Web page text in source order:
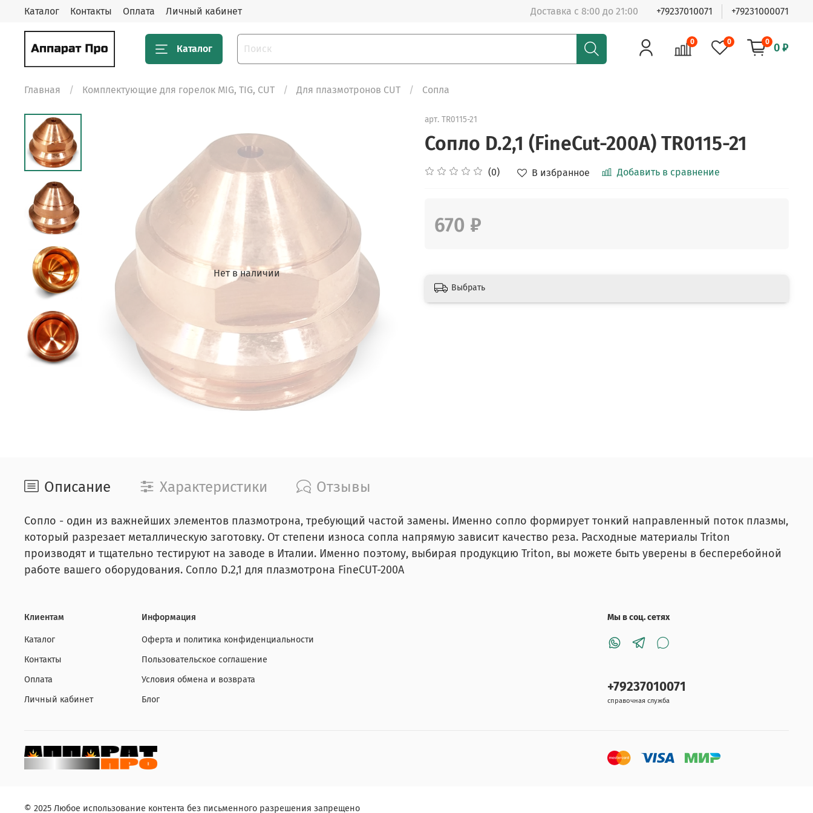
Каталог Контакты Оплата Личный кабинет Доставка с 8:00 до 21:00 +79237010071 +79231000071
Каталог
0 0 0 0 ₽
Главная Комплектующие для горелок MIG, TIG, CUT Для плазмотронов CUT Сопла
Нет в наличии
арт. TR0115-21
Сопло D.2,1 (FineCut-200A) TR0115-21
(0) В избранное Добавить в сравнение
670 ₽
Выбрать
Описание Характеристики Отзывы
Сопло - один из важнейших элементов плазмотрона, требующий частой замены. Именно сопло формирует тонкий направленный поток плазмы,
который разрезает металлическую заготовку. От степени износа сопла напрямую зависит качество реза. Расходные материалы Triton
производят и тщательно тестируют на заводе в Италии. Именно поэтому, выбирая продукцию Triton, вы можете быть уверены в бесперебойной
работе вашего оборудования. Сопло D.2,1 для плазмотрона FineCUT-200A
Клиентам
Каталог
Контакты
Оплата
Личный кабинет
Информация
Оферта и политика конфиденциальности
Пользовательское соглашение
Условия обмена и возврата
Блог
Мы в соц. сетях
+79237010071
справочная служба
© 2025 Любое использование контента без письменного разрешения запрещено